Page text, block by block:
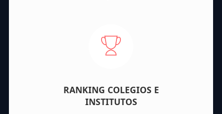
RANKING COLEGIOS E
INSTITUTOS